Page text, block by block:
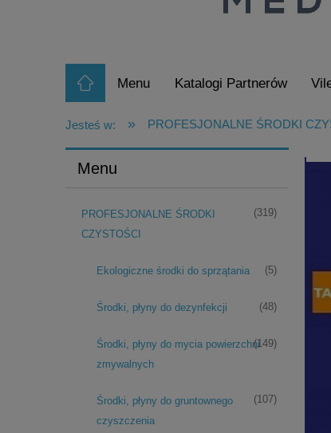
Menu Katalogi Partnerów
Jesteś w: » PROFESJONALNE ŚRODKI
Menu
PROFESJONALNE ŚRODKI
CZYSTOŚCI
(319)
Ekologiczne środki do sprzątania (5)
Środki, płyny do dezynfekcji (48)
Środki, płyny do mycia powierzchni
zmywalnych
(149)
Środki, płyny do gruntownego
czyszczenia
(107)